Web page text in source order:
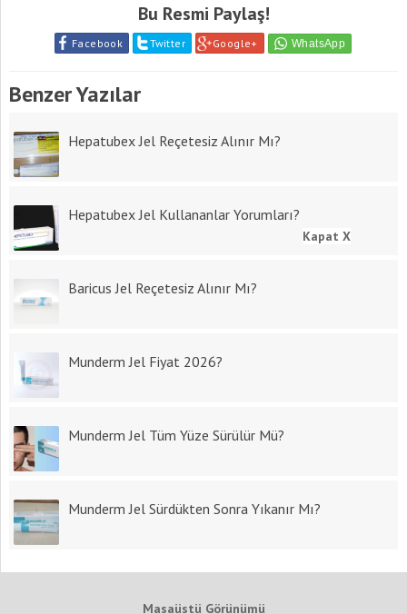
Bu Resmi Paylaş!
Facebook Twitter Google+
Benzer Yazılar
Hepatubex Jel Reçetesiz Alınır Mı?
Hepatubex Jel Kullananlar Yorumları?
Baricus Jel Reçetesiz Alınır Mı?
Munderm Jel Fiyat 2026?
Munderm Jel Tüm Yüze Sürülür Mü?
Munderm Jel Sürdükten Sonra Yıkanır Mı?
Masaüstü Görünümü
Kapat X